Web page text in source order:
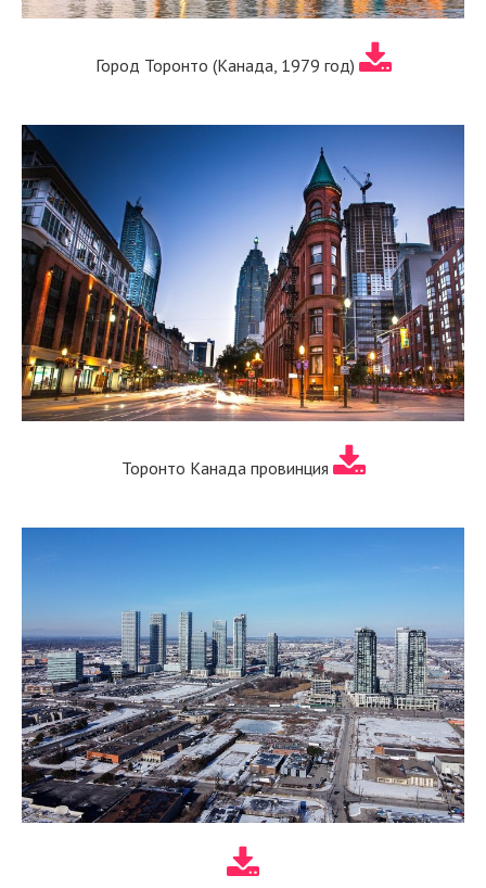
Город Торонто (Канада, 1979 год)
Торонто Канада провинция